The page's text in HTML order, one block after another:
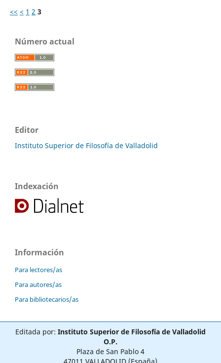
<< < 1 2 3
Número actual
Editor
Instituto Superior de Filosofía de Valladolid
Indexación
Información
Para lectores/as
Para autores/as
Para bibliotecarios/as
Editada por: Instituto Superior de Filosofía de Valladolid
O.P.
Plaza de San Pablo 4